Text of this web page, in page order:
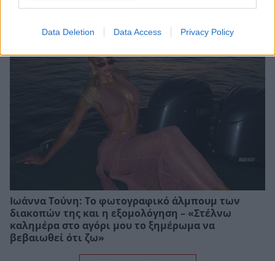
Data Deletion Data Access Privacy Policy
εξομολόγηση: «Η καρδιακή προσβολή ήταν το
Ιωάννα Τούνη: Το φωτογραφικό άλμπουμ των
διακοπών της και η εξομολόγηση – «Στέλνω
καλημέρα στο αγόρι μου το ξημέρωμα να
βεβαιωθεί ότι ζω»